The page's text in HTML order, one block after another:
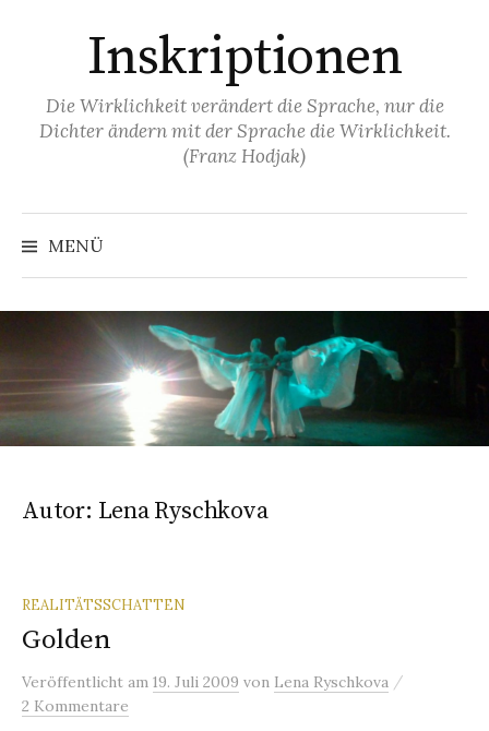
Inskriptionen
Die Wirklichkeit verändert die Sprache, nur die
Dichter ändern mit der Sprache die Wirklichkeit.
(Franz Hodjak)
MENÜ
Autor: Lena Ryschkova
REALITÄTSSCHATTEN
Golden
Veröffentlicht am 19. Juli 2009 von Lena Ryschkova /
2 Kommentare